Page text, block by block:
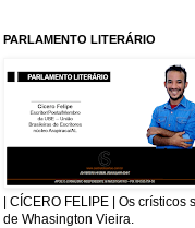
PARLAMENTO LITERÁRIO
| CÍCERO FELIPE | Os crísticos
de Whasington Vieira.